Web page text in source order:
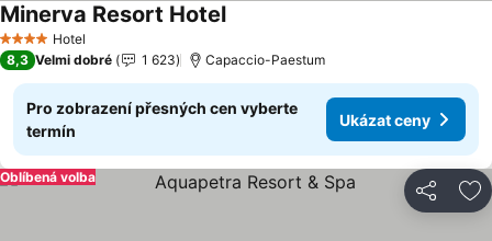
4 Počet hvězdiček
Hotel
Minerva Resort HotelUkázat ceny
8,3 Velmi dobré 1 623 Capaccio-Paestum
Pro zobrazení přesných cen vyberte
termín
Ukázat ceny
Sdílet
Oblíbená volba